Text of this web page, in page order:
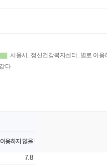
용하지 않을 것 같다
7.8